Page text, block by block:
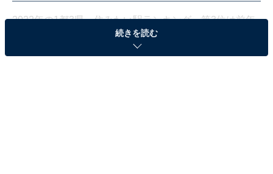
2022年の1都3県・住みたい駅ランキング、第3位は前年
と同じく「目黒駅」です。目黒駅にはJRと東急電鉄、東
京メトロ、都営地下鉄の4路線が乗り入れています。さ
続きを読む